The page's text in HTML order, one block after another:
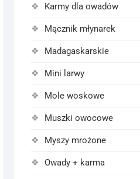
Karmy dla owadów
Mącznik młynarek
Madagaskarskie
Mini larwy
Mole woskowe
Muszki owocowe
Myszy mrożone
Owady + karma